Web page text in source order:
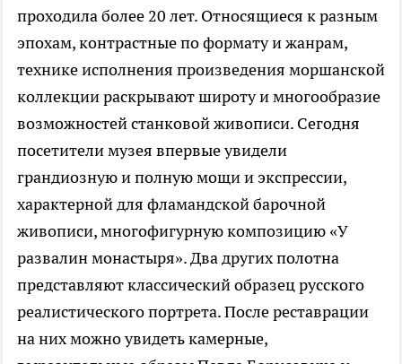
проходила более 20 лет. Относящиеся к разным
эпохам, контрастные по формату и жанрам,
технике исполнения произведения моршанской
коллекции раскрывают широту и многообразие
возможностей станковой живописи. Сегодня
посетители музея впервые увидели
грандиозную и полную мощи и экспрессии,
характерной для фламандской барочной
живописи, многофигурную композицию «У
развалин монастыря». Два других полотна
представляют классический образец русского
реалистического портрета. После реставрации
на них можно увидеть камерные,